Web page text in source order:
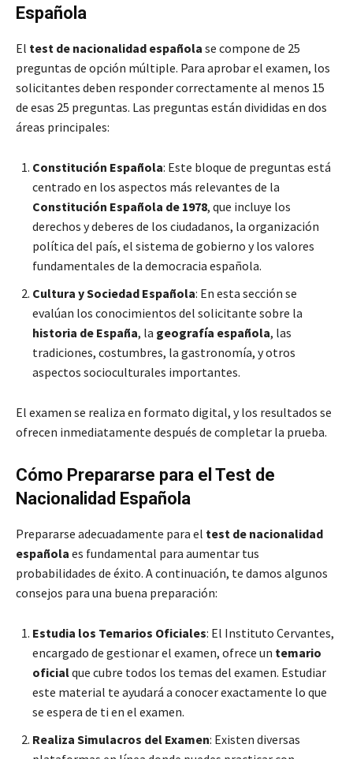
Española
El test de nacionalidad española se compone de 25
preguntas de opción múltiple. Para aprobar el examen, los
solicitantes deben responder correctamente al menos 15
de esas 25 preguntas. Las preguntas están divididas en dos
áreas principales:
Constitución Española: Este bloque de preguntas está
centrado en los aspectos más relevantes de la
Constitución Española de 1978, que incluye los
derechos y deberes de los ciudadanos, la organización
política del país, el sistema de gobierno y los valores
fundamentales de la democracia española.
Cultura y Sociedad Española: En esta sección se
evalúan los conocimientos del solicitante sobre la
historia de España, la geografía española, las
tradiciones, costumbres, la gastronomía, y otros
aspectos socioculturales importantes.
El examen se realiza en formato digital, y los resultados se
ofrecen inmediatamente después de completar la prueba.
Cómo Prepararse para el Test de
Nacionalidad Española
Prepararse adecuadamente para el test de nacionalidad
española es fundamental para aumentar tus
probabilidades de éxito. A continuación, te damos algunos
consejos para una buena preparación:
Estudia los Temarios Oficiales: El Instituto Cervantes,
encargado de gestionar el examen, ofrece un temario
oficialque cubre todos los temas del examen. Estudiar
este material te ayudará a conocer exactamente lo que
se espera de ti en el examen.
Realiza Simulacros del Examen: Existen diversas